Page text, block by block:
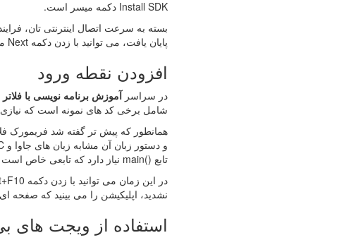
Install SDK دکمه میسر است.
پایان یافت، می‌ توانید با زدن دکمه Next مراحل راه‌ اندازی پروژه را به پایان ببرید.
افزودن نقطه ورود
در سراسرآموزش برنامه نویسی با فلاتر
شامل برخی کد های نمونه است که نیازی
تابع ()main نیاز دارد که تابعی خاص است که به عنوان نقطه ورودی برنامه عمل می ‌کند.
نشدید، اپلیکیشن را می‌ بینید که صفحه‌
استفاده از ویجت‌ های